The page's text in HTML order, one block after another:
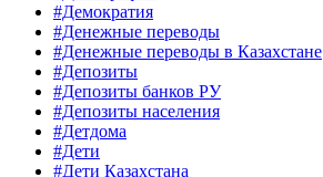
#Демократия
#Денежные переводы
#Денежные переводы в Казахстане
#Депозиты
#Депозиты банков РУ
#Депозиты населения
#Детдома
#Дети
#Дети Казахстана